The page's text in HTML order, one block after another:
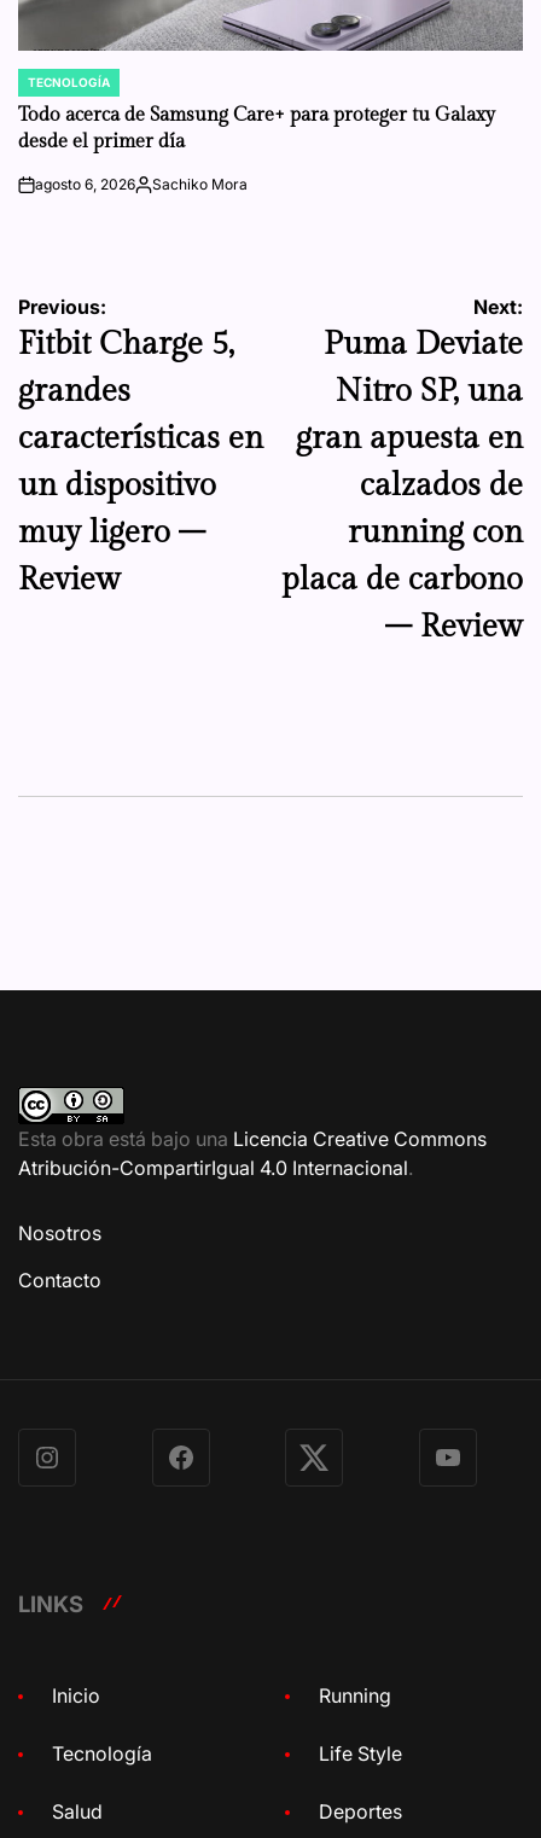
POSTED
IN
TECNOLOGÍA
Todo acerca de Samsung Care+ para proteger tu Galaxy
desde el primer día
onagosto 6, 2026Posted
Sachiko Mora
Navegación
de
entradas
Previous:
Fitbit Charge 5,
grandes
características en
un dispositivo
muy ligero –
Review
Next:
Puma Deviate
Nitro SP, una
gran apuesta en
calzados de
running con
placa de carbono
– Review
Esta obra está bajo una Licencia Creative Commons
Atribución-CompartirIgual 4.0 Internacional.
Nosotros
Contacto
Instagram Facebook X YouTube
LINKS
Inicio Running
Tecnología Life Style
Salud Deportes